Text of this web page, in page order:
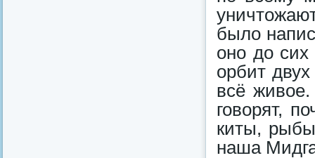
было
оно до
орбит
всё
говорят,
киты,
наша